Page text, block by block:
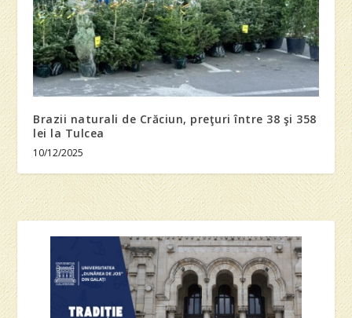
Brazii naturali de Crăciun, preţuri între 38 şi 358
lei la Tulcea
10/12/2025